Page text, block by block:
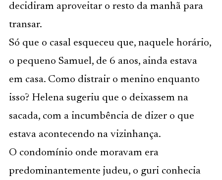
decidiram aproveitar o resto da manhã para
transar.
Só que o casal esqueceu que, naquele horário,
o pequeno Samuel, de 6 anos, ainda estava
em casa. Como distrair o menino enquanto
isso? Helena sugeriu que o deixassem na
sacada, com a incumbência de dizer o que
estava acontecendo na vizinhança.
O condomínio onde moravam era
predominantemente judeu, o guri conhecia